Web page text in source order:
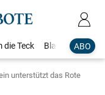
ABO
die Teck Blaulicht
unterstützt das Rote